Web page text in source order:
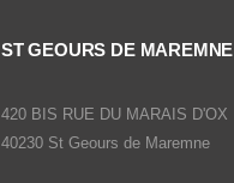
ST GEOURS DE MAREMNE
420 BIS RUE DU MARAIS D'OX
40230 St Geours de Maremne